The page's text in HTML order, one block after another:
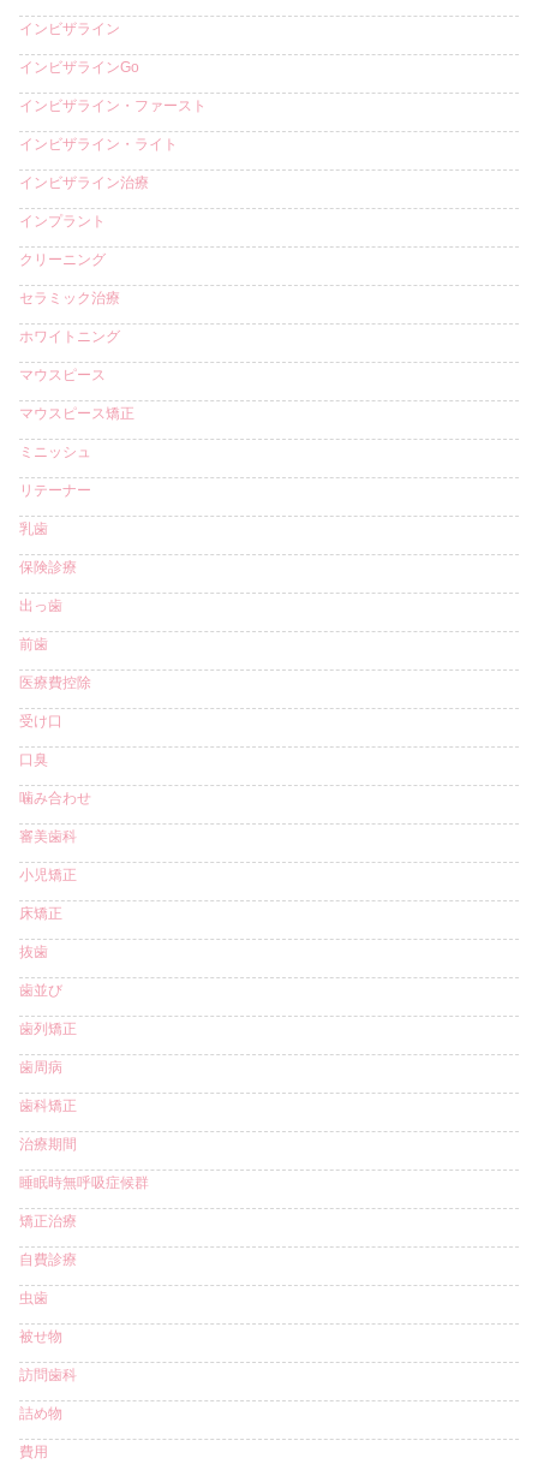
インビザライン
インビザラインGo
インビザライン・ファースト
インビザライン・ライト
インビザライン治療
インプラント
クリーニング
セラミック治療
ホワイトニング
マウスピース
マウスピース矯正
ミニッシュ
リテーナー
乳歯
保険診療
出っ歯
前歯
医療費控除
受け口
口臭
噛み合わせ
審美歯科
小児矯正
床矯正
抜歯
歯並び
歯列矯正
歯周病
歯科矯正
治療期間
睡眠時無呼吸症候群
矯正治療
自費診療
虫歯
被せ物
訪問歯科
詰め物
費用